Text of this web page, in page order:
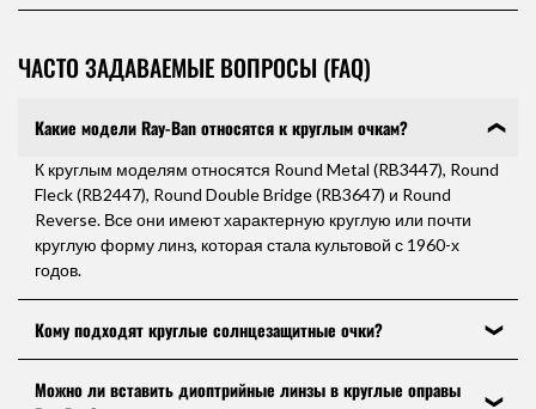
ЧАСТО ЗАДАВАЕМЫЕ ВОПРОСЫ (FAQ)
Какие модели Ray-Ban относятся к круглым очкам?
К круглым моделям относятся Round Metal (RB3447), Round
Fleck (RB2447), Round Double Bridge (RB3647) и Round
Reverse. Все они имеют характерную круглую или почти
круглую форму линз, которая стала культовой с 1960-х
годов.
Кому подходят круглые солнцезащитные очки?
ромбовидном и квадратном типах лица — форма линзы
Можно ли вставить диоптрийные линзы в круглые оправы